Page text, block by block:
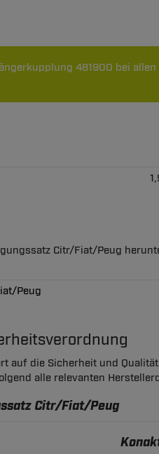
481900 bei
Citr/Fiat/Peug
Peug
auf die Sicherheit und
alle relevanten
Citr/Fiat/Peug